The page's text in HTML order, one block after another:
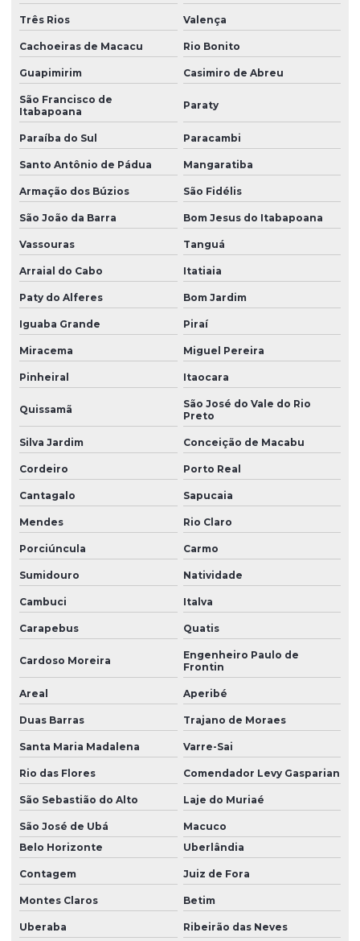
Peças de silicone atacado
Peças de silicone sob medida
Peças de silicone sob medida para aplicações técnicas
Peças técnicas
Peças técnicas de borracha
Perfil de borracha
Perfil de borracha em curitiba
Perfil de borracha epdm
Perfil de borracha silicone
Perfil de borracha para vedação
Perfil de silicone para vedação
Perfis de silicone
Produtos de borracha sob medida
Soluções em borracha industrial
Vedação borracha nitrílica
Venda de anel oring
Venda de anel de vedação
Vulcanização de peças de borracha
Vulcanização de peças de borracha industriais
Três Rios Valença
Cachoeiras de Macacu Rio Bonito
Guapimirim Casimiro de Abreu
São Francisco de
Itabapoana
Paraty
Paraíba do Sul Paracambi
Santo Antônio de Pádua Mangaratiba
Armação dos Búzios São Fidélis
São João da Barra Bom Jesus do Itabapoana
Vassouras Tanguá
Arraial do Cabo Itatiaia
Paty do Alferes Bom Jardim
Iguaba Grande Piraí
Miracema Miguel Pereira
Pinheiral Itaocara
Quissamã
São José do Vale do Rio
Preto
Silva Jardim Conceição de Macabu
Cordeiro Porto Real
Cantagalo Sapucaia
Mendes Rio Claro
Porciúncula Carmo
Sumidouro Natividade
Cambuci Italva
Carapebus Quatis
Cardoso Moreira
Engenheiro Paulo de
Frontin
Areal Aperibé
Duas Barras Trajano de Moraes
Santa Maria Madalena Varre-Sai
Rio das Flores Comendador Levy Gasparian
São Sebastião do Alto Laje do Muriaé
São José de Ubá
Macuco
Belo Horizonte
Uberlândia
Contagem Juiz de Fora
Montes Claros Betim
Uberaba Ribeirão das Neves